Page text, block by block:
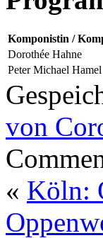
Komponistin /
Dorothée Hahne
Peter Michael Hamel
von
« Köln: